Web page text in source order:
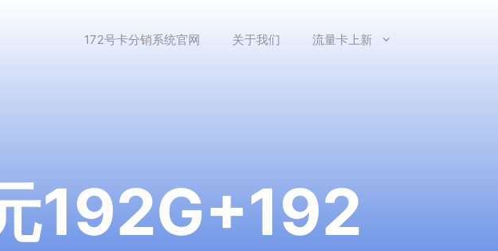
172号卡分销系统官网 关于我们 流量卡上新
192G+192